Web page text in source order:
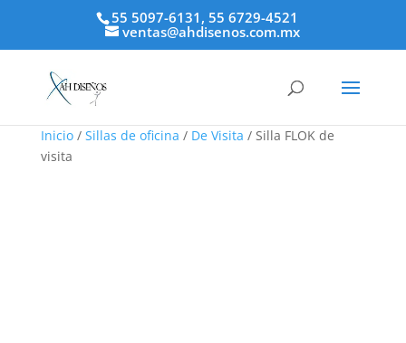
55 5097-6131, 55 6729-4521
ventas@ahdisenos.com.mx
Inicio/ Sillas de oficina / De Visita / Silla FLOK de
visita